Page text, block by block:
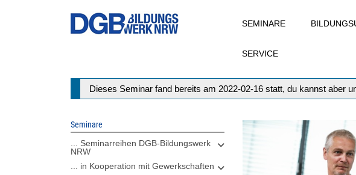
SEMINARE
SERVICE
Statusmeldung
Dieses Seminar fand bereits am 2022-02-16 statt, du kannst aber
Seminare
... Seminarreihen DGB-Bildungswerk
NRW
... in Kooperation mit Gewerkschaften